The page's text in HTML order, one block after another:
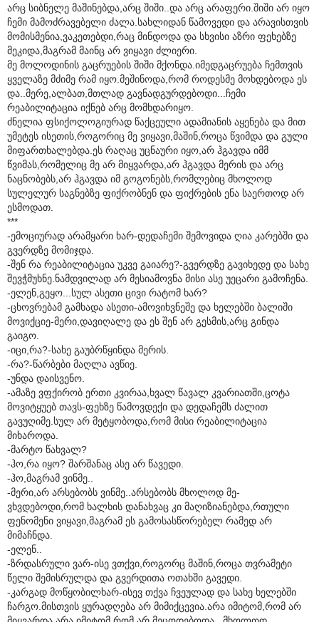
არც სიბნელე მაშინებდა,არც შიში..და არც არაფერი.შიში არ იყო
ჩემი მამოძრავებელი ძალა.სახლიდან წამოვედი და არავისთვის
მომისმენია,ვაკეთებდი,რაც მინდოდა და სხვისი აზრი ფეხებზე
მეკიდა,მაგრამ მაინც არ ვიყავი ძლიერი.
მე მოლოდინის გაცრუების შიში მქონდა.იმედგაცრუება ჩემთვის
ყველაზე მძიმე რამ იყო.მეშინოდა,რომ როდესმე მოხდებოდა ეს
და..მერე,ალბათ,მთლად გავნადგურდებოდი...ჩემი
რეაბილიტაცია იქნებ არც მომხდარიყო.
ძნელია ფსიქოლოგიურად წაქცეული ადამიანის აყენება და მით
უმეტეს ისეთის,როგორიც მე ვიყავი,მაშინ,როცა წვიმდა და გული
მიფართხალებდა.ეს რაღაც უცნაური იყო,არ ჰგავდა იმმ
წვიმას,რომელიც მე არ მიყვარდა,არ ჰგავდა მერის და არც
ნაცნობებს,არ ჰგავდა იმ გოგონებს,რომლებიც მხოლოდ
სულელურ საგნებზე ფიქრობნენ და ფიქრების ენა საერთოდ არ
ესმოდათ.
***
-ემოციურად არამყარი ხარ-დედაჩემი შემოვიდა ღია კარებში და
გვერდზე მომიჯდა.
-შენ რა რეაბილიტაცია უკვე გაიარე?-გვერდზე გავიხედე და სახე
შევჭმუხნე.ნამდვილად არ მესიამოვნა მისი ასე უეცარი გამოჩენა.
-ელენ,გეყო...სულ ასეთი ცივი რატომ ხარ?
-ცხოვრებამ გამხადა ასეთი-ამოვიხვნეშე და ხელებში ბალიში
მოვიქციე-მერი,დავიღალე და ეს შენ არ გესმის,არც გინდა
გაიგო.
-იცი,რა?-სახე გაუბრწყინდა მერის.
-რა?-წარბები მაღლა ავწიე.
-უნდა დაისვენო.
-ამაზე ვფქირობ ერთი კვირაა,ხვალ წავალ კვარიათში,ცოტა
მოვიტყუებ თავს-ფეხზე წამოვდექი და დედაჩემს ძალით
გავუღიმე.სულ არ მეტყობოდა,რომ მისი რეაბილიტაცია
მიხაროდა.
-მარტო წახვალ?
-ჰო,რა იყო? შარშანაც ასე არ წავედი.
-ჰო,მაგრამ ვინმე..
-მერი,არ არსებობს ვინმე..არსებობს მხოლოდ მე-
ვხვდებოდი,რომ ხალხის დანახვაც კი მაღიზიანებდა,რთული
ფენომენი ვიყავი,მაგრამ ეს გამოსასწორებელ რამედ არ
მიმაჩნდა.
-ელენ..
-ზრდასრული ვარ-ისე ვთქვი,როგორც მაშინ,როცა თვრამეტი
წელი შემისრულდა და გვერდითა ოთახში გავედი.
-კარგად მოწყობილხარ-ისევ თქვა ჩვეულად და სახე ხელებში
ჩარგო.მისთვის ყურადღება არ მიმიქცევია.არა იმიტომ,რომ არ